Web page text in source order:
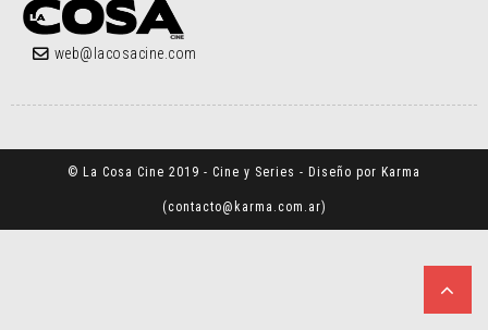
web@lacosacine.com
© La Cosa Cine 2019 - Cine y Series - Diseño por Karma
(contacto@karma.com.ar)